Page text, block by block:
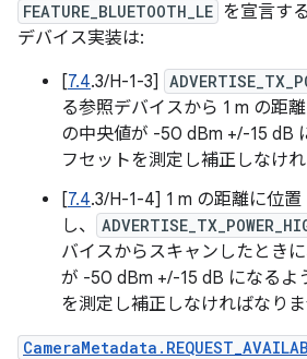
FEATURE_BLUETOOTH_LE を宣言す
デバイス実装は:
[7.4.3/H-1-3]
る参照デバイスから 1 m の距
の中央値が -50 dBm +/-15 dB
フセットを測定し補正しなけれ
[7.4.3/H-1-4] 1 m の距離に位置
し、
バイスからスキャンしたとき
が -50 dBm +/-15 dB になるよ
を測定し補正しなければなりま